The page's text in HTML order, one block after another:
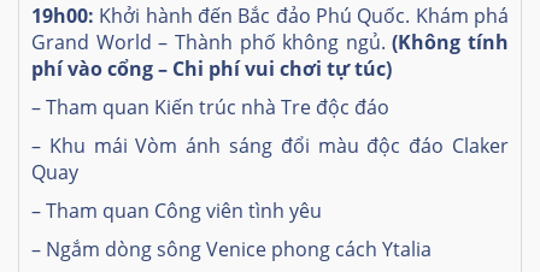
19h00: Khởi hành đến Bắc đảo Phú Quốc. Khám phá
Grand World – Thành phố không ngủ.(Không tính
phí vào cổng – Chi phí vui chơi tự túc)
– Tham quan Kiến trúc nhà Tre độc đáo
– Khu mái Vòm ánh sáng đổi màu độc đáo Claker
Quay
– Tham quan Công viên tình yêu
– Ngắm dòng sông Venice phong cách Ytalia